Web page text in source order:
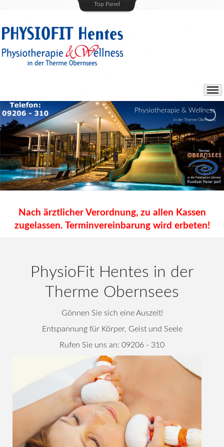
Top Panel
Physiotherapie & Wel ness
in der herme Obernsees
Nach ärztlicher Verordnung, zu allen Kassen
zugelassen. Terminvereinbarung wird erbeten!
PhysioFit Hentes in der
Therme Obernsees
Gönnen Sie sich eine Auszeit!
Entspannung für Körper, Geist und Seele
Rufen Sie uns an: 09206 - 310